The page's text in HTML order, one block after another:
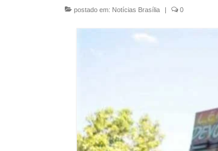
postado em: Notícias Brasília | 0